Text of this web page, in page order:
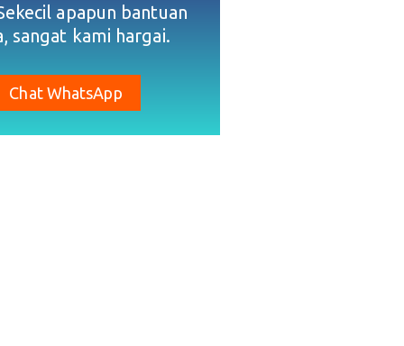
apapun bantuan
sangat kami hargai.
Chat WhatsApp